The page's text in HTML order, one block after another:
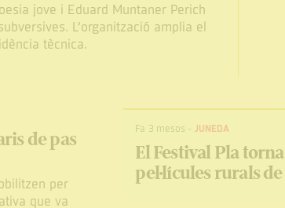
jove i Eduard Muntaner Perich
L’organització amplia el
tècnica.
de pas
per
que va
Fa 3 mesos -JUNEDA
El Festival Pla
pel·lícules rurals